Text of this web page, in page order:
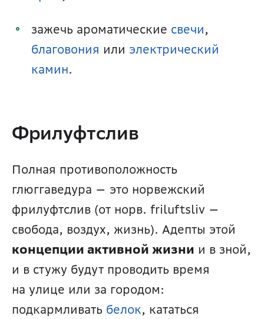
зажечь ароматические свечи
благовония или электрический
камин.
Фрилуфтслив
Полная противоположность
глюггаведура — это норвежский
фрилуфтслив (от норв. friluftsliv —
концепции активной жизни и в зной,
и в стужу будут проводить время
на улице или за городом:
подкармливать белок, кататься